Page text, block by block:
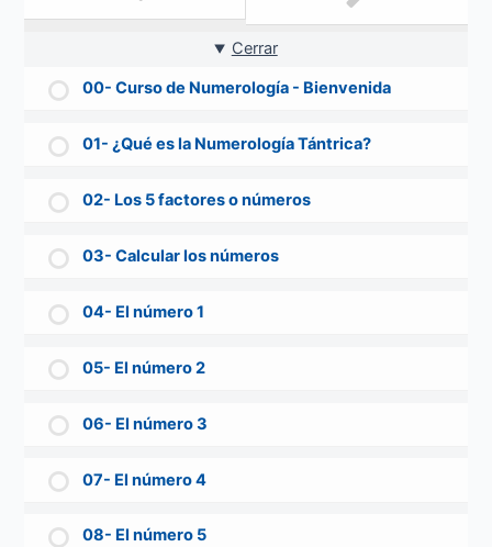
Cerrar
00- Curso de Numerología - Bienvenida
01- ¿Qué es la Numerología Tántrica?
02- Los 5 factores o números
03- Calcular los números
04- El número 1
05- El número 2
06- El número 3
07- El número 4
08- El número 5